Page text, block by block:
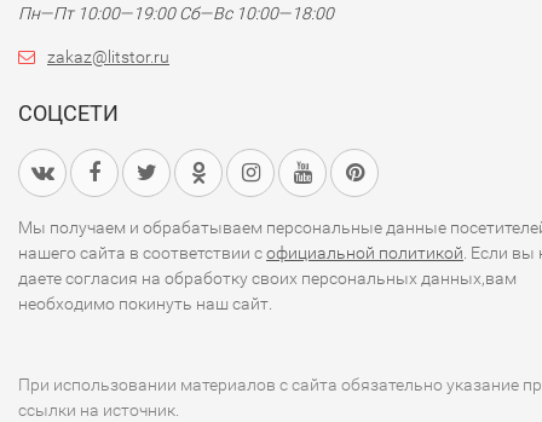
Пн—Пт 10:00—19:00 Сб—Вс 10:00—18:00
zakaz@litstor.ru
СОЦСЕТИ
Мы получаем и обрабатываем персональные данные
нашего сайта в соответствии софициальной политикой. Если вы
даете согласия на обработку своих персональных данных,вам
необходимо покинуть наш сайт.
При использовании материалов с сайта обязательно указание
ссылки на источник.